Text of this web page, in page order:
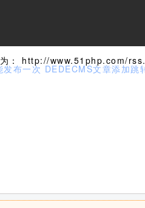
： http://www.51php.com/
布一次 DEDECMS文章添加跳